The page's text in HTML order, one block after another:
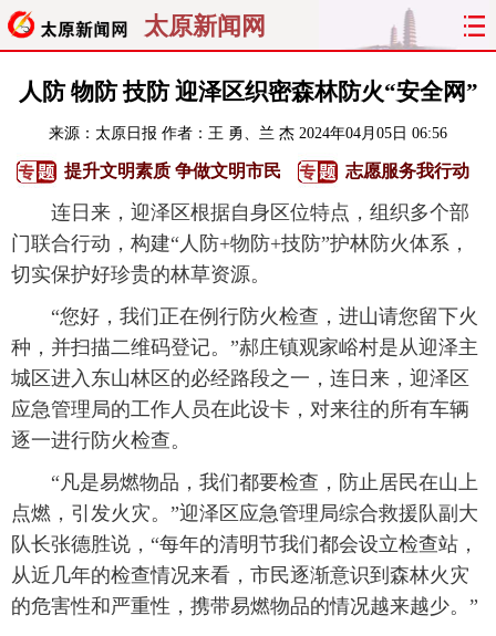
太原新闻网
首页 聚焦 太原 山西
经济 关注 文明 出行
旅游 理财 政务 教育
看天下 晋月读 最太原 网罗民生
太原日报 太原晚报 热评 社区
人防 物防 技防 迎泽区织密森林防火“安全网”
来源： 太原日报 作者：王 勇、兰 杰 2024年04月05日 06:56
提升文明素质 争做文明市民 志愿服务我行动
连日来，迎泽区根据自身区位特点，组织多个部
门联合行动，构建“人防+物防+技防”护林防火体系，
切实保护好珍贵的林草资源。
“您好，我们正在例行防火检查，进山请您留下火
种，并扫描二维码登记。”郝庄镇观家峪村是从迎泽主
城区进入东山林区的必经路段之一，连日来，迎泽区
应急管理局的工作人员在此设卡，对来往的所有车辆
逐一进行防火检查。
“凡是易燃物品，我们都要检查，防止居民在山上
点燃，引发火灾。”迎泽区应急管理局综合救援队副大
队长张德胜说，“每年的清明节我们都会设立检查站，
从近几年的检查情况来看，市民逐渐意识到森林火灾
的危害性和严重性，携带易燃物品的情况越来越少。”